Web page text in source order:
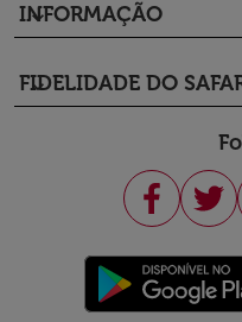
INFORMAÇÃO
keyboard_arrow_down
FIDELIDADE DO
keyboard_arrow_down